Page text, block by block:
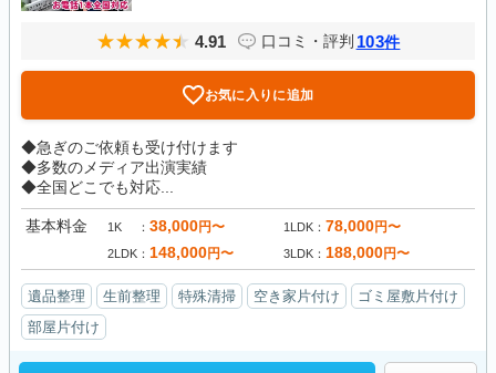
4.91 口コミ・評判 103件
お気に入りに追加
◆急ぎのご依頼も受け付けます
◆多数のメディア出演実績
◆全国どこでも対応...
基本料金 1K 38,000円〜 1LDK 78,000円〜
2LDK 148,000円〜 3LDK 188,000円〜
遺品整理 生前整理 特殊清掃 空き家片付け
ゴミ屋敷片付け
部屋片付け